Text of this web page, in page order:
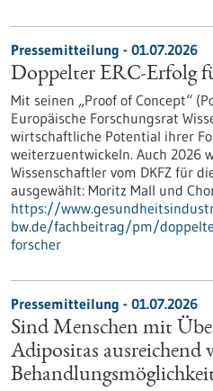
Pressemitteilung - 01.07.2026
Doppelter ERC-Erfolg
Mit seinen „Proof of Concept“
Europäische Forschungsrat
wirtschaftliche Potential ihrer
weiterzuentwickeln. Auch 2026
Wissenschaftler vom DKFZ für
ausgewählt: Moritz Mall und
https://
bw.de/fachbeitrag/pm/
forscher
Pressemitteilung - 01.07.2026
Sind Menschen mit
Adipositas ausreichend